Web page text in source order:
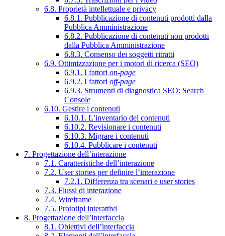
6.8. Proprietà intellettuale e privacy
6.8.1. Pubblicazione di contenuti prodotti dalla
Pubblica Amministrazione
6.8.2. Pubblicazione di contenuti non prodotti
dalla Pubblica Amministrazione
6.8.3. Consenso dei soggetti ritratti
6.9. Ottimizzazione per i motori di ricerca (SEO)
6.9.1. I fattori on-page
6.9.2. I fattori off-page
6.9.3. Strumenti di diagnostica SEO: Search
Console
6.10. Gestire i contenuti
6.10.1. L’inventario dei contenuti
6.10.2. Revisionare i contenuti
6.10.3. Migrare i contenuti
6.10.4. Pubblicare i contenuti
7. Progettazione dell’interazione
7.1. Caratteristiche dell’interazione
7.2. User stories per definire l’interazione
7.2.1. Differenza tra scenari e user stories
7.3. Flussi di interazione
7.4. Wireframe
7.5. Prototipi interattivi
8. Progettazione dell’interfaccia
8.1. Obiettivi dell’interfaccia